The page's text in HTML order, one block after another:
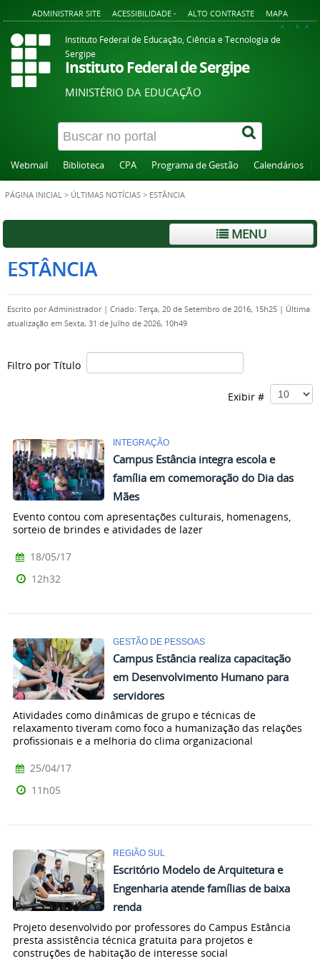
ADMINISTRAR SITE ACESSIBILIDADE - ALTO CONTRASTE MAPA
A+ A A-
Instituto Federal de Educação, Ciência e Tecnologia de
Sergipe
Instituto Federal de Sergipe
MINISTÉRIO DA EDUCAÇÃO
Webmail Biblioteca CPA Programa de Gestão Calendários
PÁGINA INICIAL > ÚLTIMAS NOTÍCIAS > ESTÂNCIA
MENU
ESTÂNCIA
Escrito porAdministrador | Criado: Terça, 20 de Setembro de 2016, 15h25 | Última
atualização em Sexta, 31 de Julho de 2026, 10h49
Filtro por Título
Exibir #
INTEGRAÇÃO
Campus Estância integra escola e
família em comemoração do Dia das
Mães
Evento contou com apresentações culturais, homenagens,
sorteio de brindes e atividades de lazer
18/05/17
12h32
GESTÃO DE PESSOAS
Campus Estância realiza capacitação
em Desenvolvimento Humano para
servidores
Atividades como dinâmicas de grupo e técnicas de
relaxamento tiveram como foco a humanização das relações
profissionais e a melhoria do clima organizacional
25/04/17
11h05
REGIÃO SUL
Escritório Modelo de Arquitetura e
Engenharia atende famílias de baixa
renda
Projeto desenvolvido por professores do Campus Estância
presta assistência técnica gratuita para projetos e
construções de habitação de interesse social